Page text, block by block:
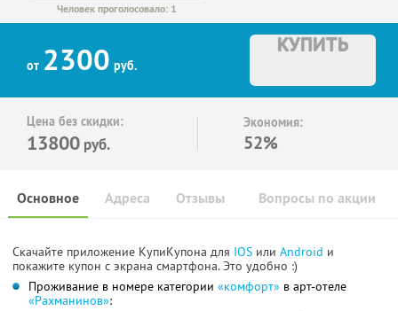
Человек проголосовало: 1
от 2300 руб.
КУПИТЬ
Цена без скидки:
13800 руб.
Экономия:
52%
Основное Отзывы Вопросы по акции
Адреса
Скачайте приложение КупиКупона для IOS или Android и
покажите купон с экрана смартфона. Это удобно :)
Проживание в номере категории «комфорт» в арт-отеле
«Рахманинов»: